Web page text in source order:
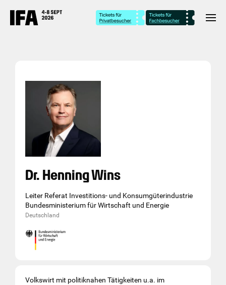
Dr. Henning Wins
Leiter Referat Investitions- und Konsumgüterindustrie
Bundesministerium für Wirtschaft und Energie
Deutschland
Volkswirt mit politiknahen Tätigkeiten u.a. im